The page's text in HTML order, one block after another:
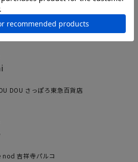
DOU さっぽろ東急百貨店
DOU さっぽろ東急百貨店
吉祥寺パルコ